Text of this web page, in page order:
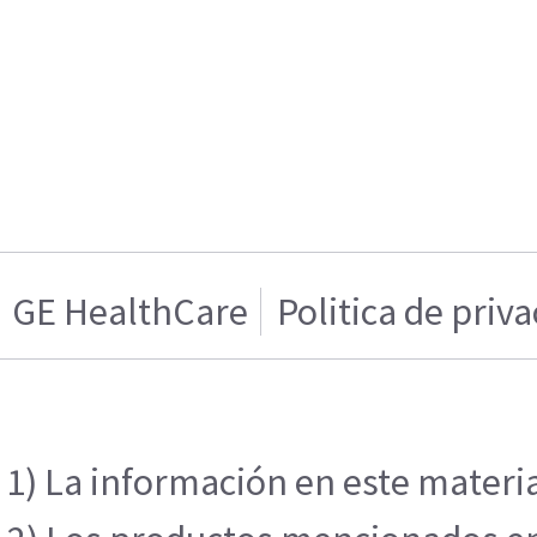
GE HealthCare Politica de
1) La información en este